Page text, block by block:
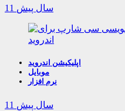
11 سال پیش
اپلیکیشن اندروید
موبایل
نرم افزار
11 سال پیش